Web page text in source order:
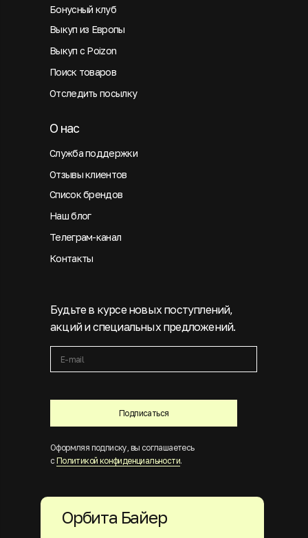
Подписаться
Будьте в курсе новых поступлений,
акций и специальных предложений.
Оформляя подписку, вы соглашаетесь
с Политикой конфиденциальности.
Бонусный клуб
Выкуп из Европы
Выкуп с Poizon
Поиск товаров
Отследить посылку
Служба поддержки
О нас
Отзывы клиентов
Список брендов
Наш блог
Телеграм-канал
Контакты
Орбита Байер